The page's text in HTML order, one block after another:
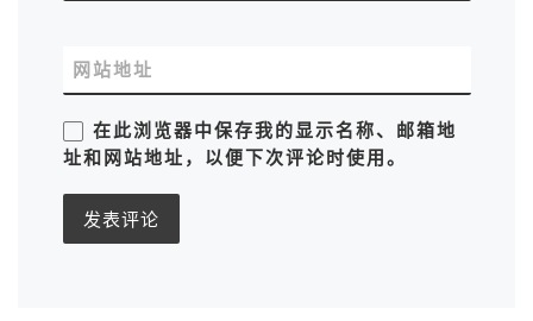
网站地址
在此浏览器中保存我的显示名称、邮箱地
址和网站地址，以便下次评论时使用。